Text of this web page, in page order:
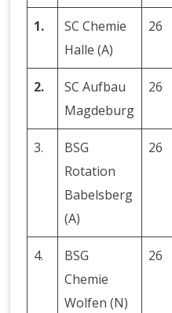
1.
SC Chemie
Halle (A)
26
2.
SC Aufbau
Magdeburg
26
3.
BSG
Rotation
Babelsberg
(A)
26
4.
BSG
Chemie
Wolfen (N)
26